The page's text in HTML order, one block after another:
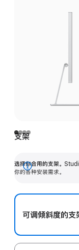
支架
选择你合用的支架。
你的各种安装需求。
展
可调倾斜度的支